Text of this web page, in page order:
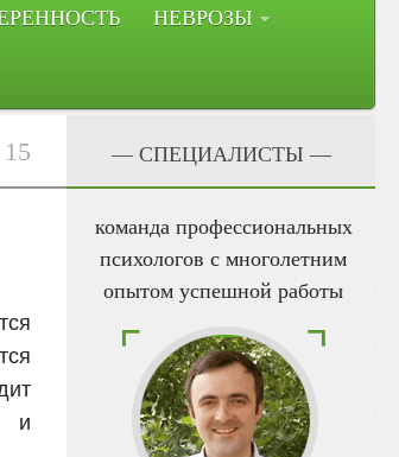
НЕВРОЗЫ
15
и
— CПЕЦИАЛИСТЫ —
команда профессиональных
психологов с многолетним
опытом успешной работы